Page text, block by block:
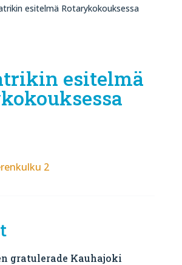
esitelmä Rotarykokouksessa
esitelmä
2
gratulerade Kauhajoki